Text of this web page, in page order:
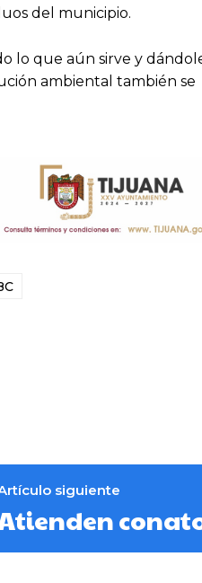
del municipio.
lo que aún sirve y
ambiental también se
siguiente